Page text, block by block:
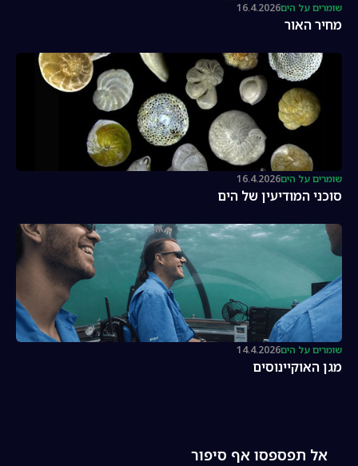
שומרים על הים16.4.2026
מחיר האור
שומרים על הים16.4.2026
סוכני המודיעין של הים
שומרים על הים14.4.2026
מגן האוקיינוסים
אל תפספסו אף סיפור